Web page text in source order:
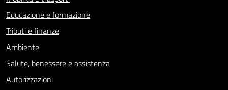
Educazione e formazione
Tributi e finanze
Ambiente
Salute, benessere e assistenza
Autorizzazioni